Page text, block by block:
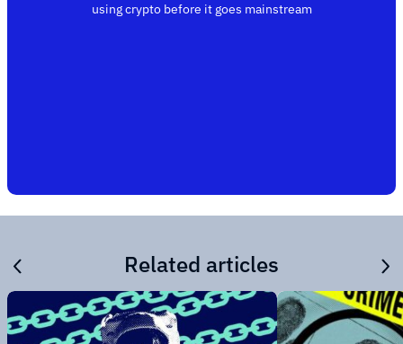
using crypto before it goes mainstream
Related articles